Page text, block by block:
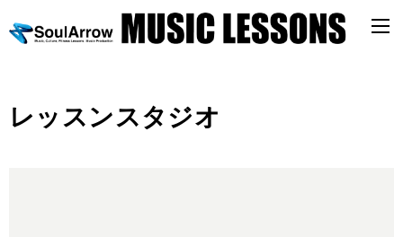
レッスンスタジオ